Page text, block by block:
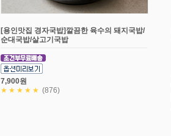
[용인맛집 경자국밥]깔끔한 육수의 돼지국밥/
순대국밥/살고기국밥
7,900원
★★★★★ (876)